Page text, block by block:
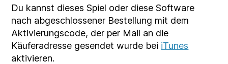
Du kannst dieses Spiel oder diese Software
nach abgeschlossener Bestellung mit dem
Aktivierungscode, der per Mail an die
Käuferadresse gesendet wurde bei iTunes
aktivieren.